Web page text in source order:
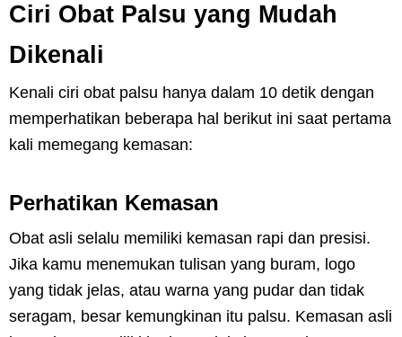
Ciri Obat Palsu yang Mudah
Dikenali
Kenali ciri obat palsu hanya dalam 10 detik dengan
memperhatikan beberapa hal berikut ini saat pertama
kali memegang kemasan:
Perhatikan Kemasan
Obat asli selalu memiliki kemasan rapi dan presisi.
Jika kamu menemukan tulisan yang buram, logo
yang tidak jelas, atau warna yang pudar dan tidak
seragam, besar kemungkinan itu palsu. Kemasan asli